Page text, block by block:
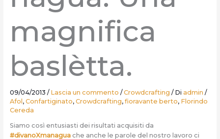
magnifica
baslètta.
09/04/2013 / Lascia un commento /Crowdcrafting / Di admin /
Afol, Confartiginato, Crowdcrafting, fioravante berto, Florindo
Cereda
Siamo così entusiasti dei risultati acquisiti da
#divanoXmanaguache anche le parole del nostro lavoro ci